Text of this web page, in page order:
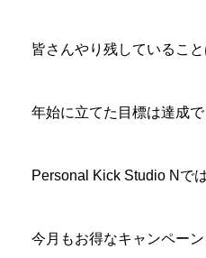
皆さんやり残しているこ
年始に立てた目標は達成
Personal Kick Studio Nで
今月もお得なキャンペー